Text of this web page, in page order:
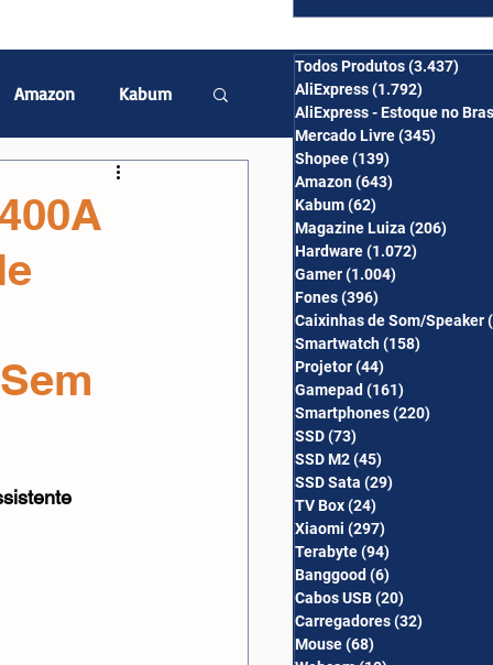
Amazon Kabum
Projetor
Terabyte
Todos Produtos(3.437)
AliExpress(1.792)
AliExpress - Estoque no
Mercado Livre(345)
Shopee(139)
Amazon(643)
Kabum(62)
Magazine Luiza (206)
Hardware(1.072)
Gamer(1.004)
Fones(396)
Caixinhas de Som/Speaker
Smartwatch(158)
Projetor(44)
Gamepad (161)
Smartphones(220)
SSD(73)
SSD M2(45)
SSD Sata (29)
TV Box(24)
Xiaomi (297)
Terabyte(94)
Banggood (6)
Cabos USB(20)
Carregadores(32)
Mouse(68)